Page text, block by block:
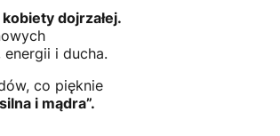
dojrzałej.
i ducha.
co pięknie
i mądra”.